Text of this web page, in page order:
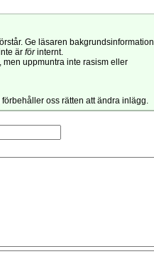
Ge läsaren bakgrundsinformation
är förinternt.
men uppmuntra inte rasism eller
oss rätten att ändra inlägg.